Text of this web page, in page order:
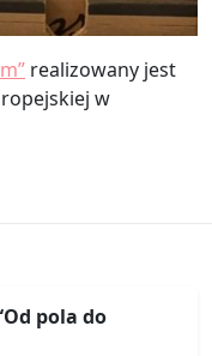
realizowany jest
w
pola do